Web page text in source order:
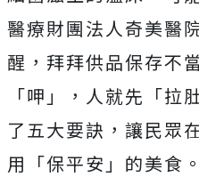
醫療財團法人奇美醫
醒，拜拜供品保存不
「呷」，人就先「拉
了五大要訣，讓民眾
用「保平安」的美食。